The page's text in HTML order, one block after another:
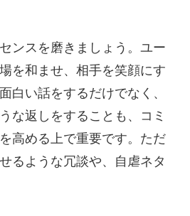
ンスを磨きましょう。ユー
を和ませ、相手を笑顔にす
白い話をするだけでなく、
な返しをすることも、コミ
高める上で重要です。ただ
るような冗談や、自虐ネタ